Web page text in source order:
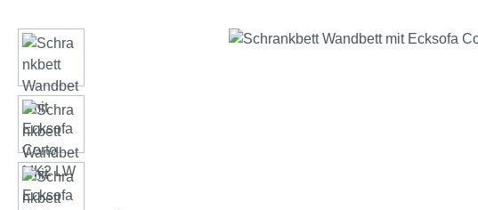
Bildergalerie überspringen